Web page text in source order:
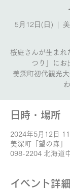
5月12日(日)
  |
桜庭さんが生まれ
つり」にお
美深町初代観光
日時・場所
2024年5月12日
美深町「望の森」
098-2204 北海道
イベント詳細